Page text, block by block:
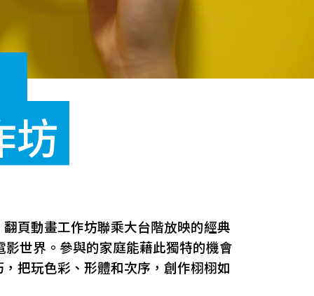
坊
頁動畫工作坊聯乘大台階放映的經典
影世界。參與的家庭能藉此獨特的機會
把玩色彩、形體和次序，創作栩栩如